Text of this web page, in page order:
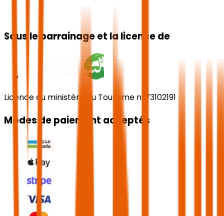
Sous le parrainage et la licence de
Licence du ministère du Tourisme n°73102191
Modes de paiement acceptés